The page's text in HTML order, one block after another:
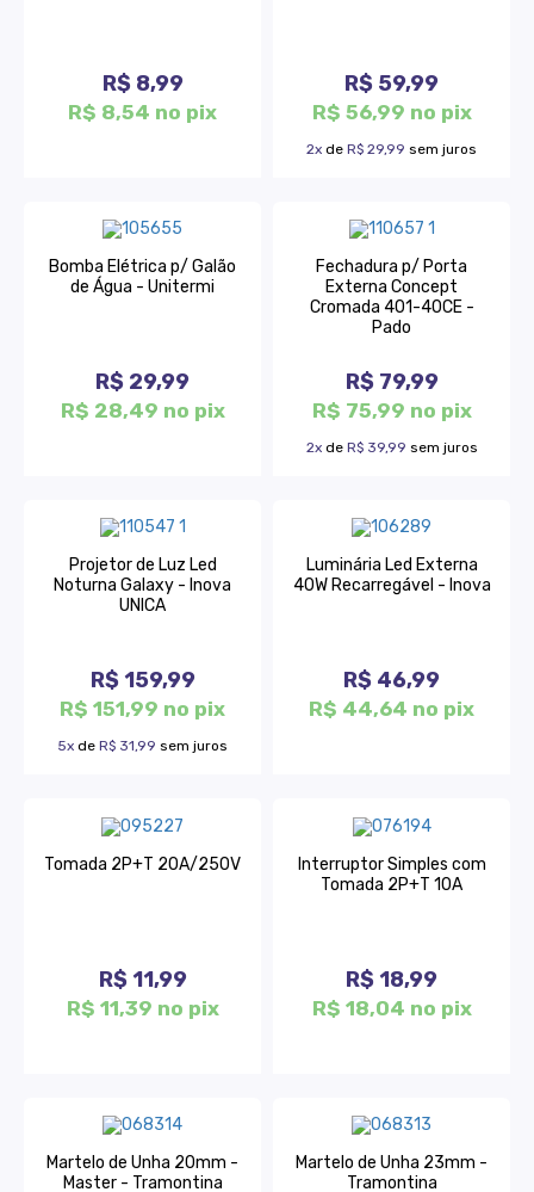
R$ 8,99
R$ 8,54 no pix
R$ 59,99
R$ 56,99 no pix
2x de R$ 29,99 sem juros
Bomba Elétrica p/ Galão
de Água - Unitermi
R$ 29,99
R$ 28,49 no pix
Fechadura p/ Porta
Externa Concept
Cromada 401-40CE -
Pado
R$ 79,99
R$ 75,99 no pix
2xde R$ 39,99 sem juros
Projetor de Luz Led
Noturna Galaxy - Inova
UNICA
R$ 159,99
R$ 151,99 no pix
5x de R$ 31,99 sem juros
Luminária Led Externa
40W Recarregável - Inova
R$ 46,99
R$ 44,64 no pix
Tomada 2P+T 20A/250V
R$ 11,99
R$ 11,39 no pix
Interruptor Simples com
Tomada 2P+T 10A
R$ 18,99
R$ 18,04 no pix
Martelo de Unha 20mm -
Master - Tramontina
Martelo de Unha 23mm -
Tramontina